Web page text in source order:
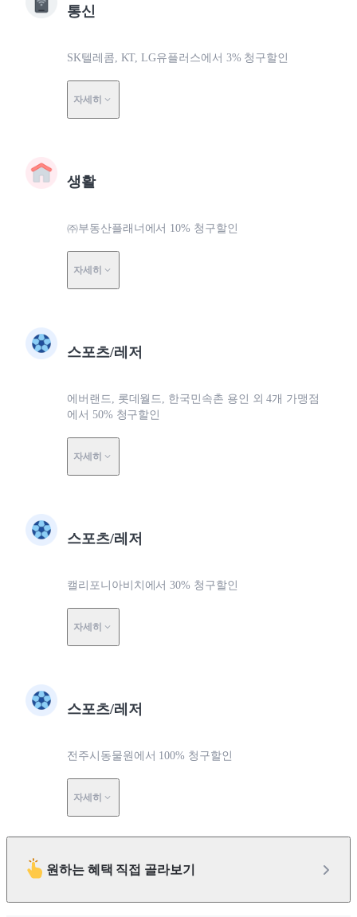
통신
SK텔레콤, KT, LG유플러스에서 3% 청구할인
자세히
생활
㈜부동산플래너에서 10% 청구할인
자세히
스포츠/레저
에버랜드, 롯데월드, 한국민속촌 용인 외 4개 가맹점
에서 50% 청구할인
자세히
스포츠/레저
캘리포니아비치에서 30% 청구할인
자세히
스포츠/레저
전주시동물원에서 100% 청구할인
자세히
원하는 혜택 직접 골라보기